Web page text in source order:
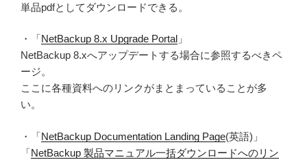
単品pdfとしてダウンロードできる。
・「NetBackup 8.x Upgrade Portal 」
NetBackup 8.xへアップデートする場合に参照するべきペ
ージ。
ここに各種資料へのリンクがまとまっていることが多
い。
・「NetBackup Documentation Landing Page(英語)」
「NetBackup 製品マニュアル一括ダウンロードへのリン